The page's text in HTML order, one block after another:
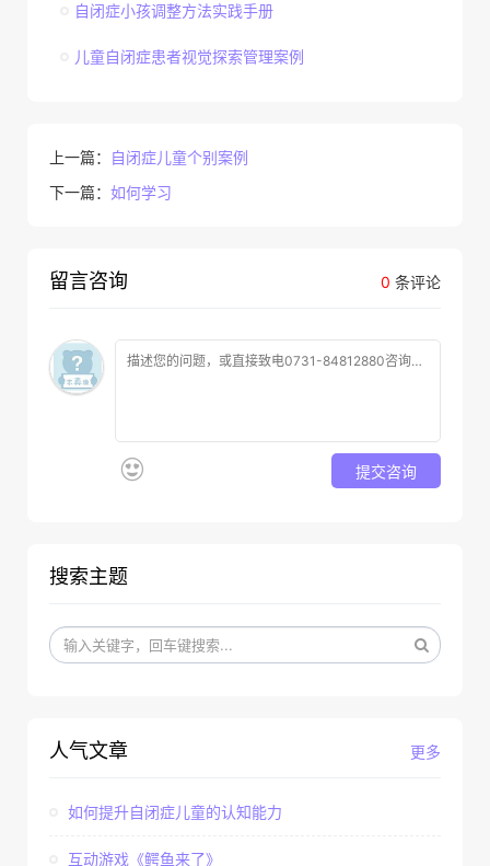
自闭症小孩调整方法实践手册
儿童自闭症患者视觉探索管理案例
上一篇：
自闭症儿童个别案例
下一篇： 如何学习
0 条评论
留言咨询
提交咨询
搜索主题
更多
人气文章
如何提升自闭症儿童的认知能力
互动游戏《鳄鱼来了》